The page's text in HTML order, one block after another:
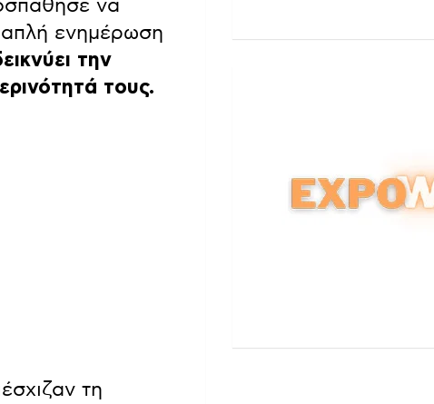
να
απλή ενημέρωση
την
τους.
τη